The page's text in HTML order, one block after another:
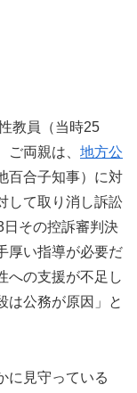
教員（当時25
両親は、 地方公
百合子知事）に対
して取り消し訴訟
その控訴審判決
厚い指導が必要だ
への支援が不足し
は公務が原因」と
に見守っている